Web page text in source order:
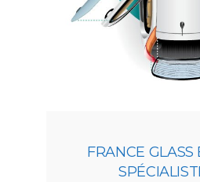
FRANCE GLASS